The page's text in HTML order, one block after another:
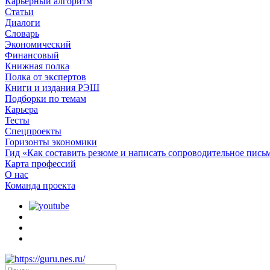
Статьи
Диалоги
Словарь
Экономический
Финансовый
Книжная полка
Полка от экспертов
Книги и издания РЭШ
Подборки по темам
Карьера
Тесты
Спецпроекты
Горизонты экономики
Гид «Как составить резюме и написать сопроводительное
Карта профессий
О наc
Команда проекта